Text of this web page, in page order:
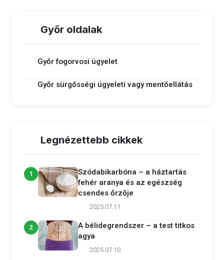
Győr oldalak
Győr fogorvosi ügyelet
Győr sürgősségi ügyeleti vagy mentőellátás
Legnézettebb cikkek
1
Szódabikarbóna – a háztartás
fehér aranya és az egészség
csendes őrzője
2025.07.11
2
A bélidegrendszer – a test titkos
agya
2025.07.10